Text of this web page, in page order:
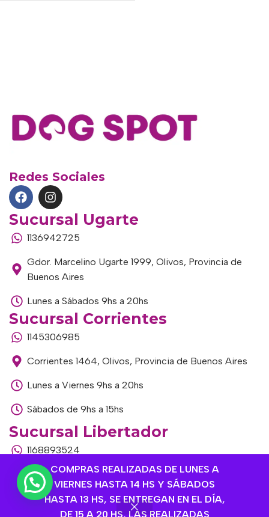
COMPRAS REALIZADAS DE LUNES A
VIERNES HASTA 14 HS Y SÁBADOS
HASTA 13 HS, SE ENTREGAN EN EL DÍA,
DE 15 A 20 HS, LAS REALIZADAS
Redes Sociales
Sucursal Ugarte
1136942725
Gdor. Marcelino Ugarte 1999, Olivos, Provincia de
Buenos Aires
Lunes a Sábados 9hs a 20hs
Sucursal Corrientes
1145306985
Corrientes 1464, Olivos, Provincia de Buenos Aires
Lunes a Viernes 9hs a 20hs
Sábados de 9hs a 15hs
Sucursal Libertador
1168893524
Av. del Libertador 1915, Vte. López, Provincia de
Buenos Aires
Lunes a Viernes de 9hs a 13hs / 16hs a 20hs